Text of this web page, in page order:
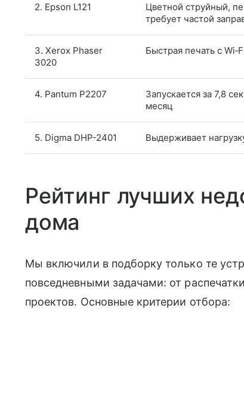
2. Epson L121
Цветной струйный,
требует частой
3. Xerox Phaser
3020
Быстрая печать с
4. Pantum P2207
Запускается за 7,8
месяц
5. Digma DHP-2401 Выдерживает
Рейтинг лучших
дома
Мы включили в подборку только те
повседневными задачами: от
проектов. Основные критерии отбора: